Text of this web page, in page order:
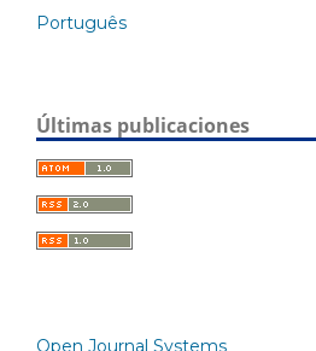
Português
Últimas publicaciones
Open Journal Systems